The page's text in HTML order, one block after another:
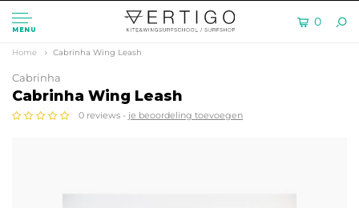
MENU
0
Home Cabrinha Wing Leash
Cabrinha
Cabrinha Wing Leash
0 reviews - je beoordeling toevoegen